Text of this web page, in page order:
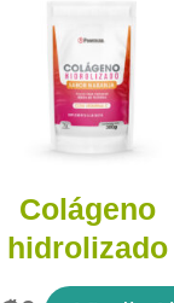
Colágeno
hidrolizado